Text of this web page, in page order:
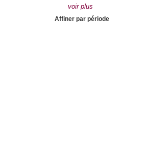
voir plus
Affiner par période